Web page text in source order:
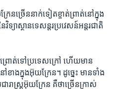
នច្រើន​នាក់ទៀតខ្ចាត់ព្រាត់នៅ​ក្នុង​
ាស្ថាន​ទេសន្តរប្រវេសន៍អន្តរជាតិ
រោត់​ទៅ​ប្រទេស​ក្រៅ ហើយមាន​
ាង​ក្នុង​អ៊ុយក្រែន។ ដូច្នេះ ​មាន​ទាំង​
ាស្ត្រ​អ៊ុយក្រែន​ គឺ​ថាច្រើន​ក្រាស់